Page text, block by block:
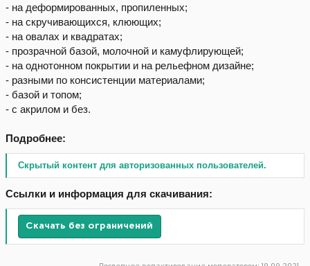
- на деформированных, пропиленных;
- на скручивающихся, клюющих;
- на овалах и квадратах;
- прозрачной базой, молочной и камуфлирующей;
- на однотонном покрытии и на рельефном дизайне;
- разными по консистенции материалами;
- базой и топом;
- с акрилом и без.
Подробнее:
Скрытый контент для авторизованных пользователей.
Ссылки и информация для скачивания:
Скачать без ограничений